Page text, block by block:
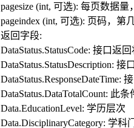
pagesize (int, 可选): 每页数据
pageindex (int, 可选): 页码，第
返回字段:
DataStatus.StatusCode: 接口返
DataStatus.StatusDescription: 接
DataStatus.ResponseDateTime:
DataStatus.DataTotalCount: 此
Data.EducationLevel: 学历层次
Data.DisciplinaryCategory: 学科